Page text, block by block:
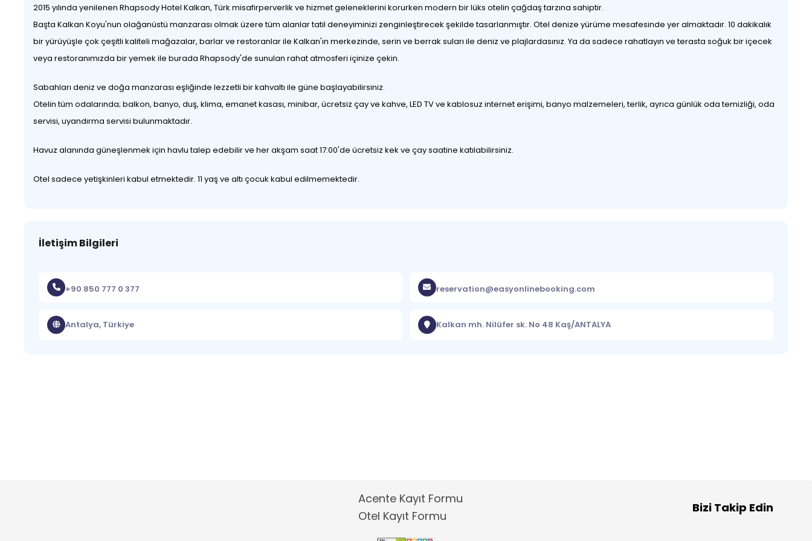
2015 yılında yenilenen Rhapsody Hotel Kalkan, Türk misafirperverlik ve hizmet geleneklerini korurken modern bir lüks otelin çağdaş tarzına sahiptir.
Başta Kalkan Koyu'nun olağanüstü manzarası olmak üzere tüm alanlar tatil deneyiminizi zenginleştirecek şekilde tasarlanmıştır. Otel denize yürüme mesafesinde yer almaktadır. 10 dakikalık
bir yürüyüşle çok çeşitli kaliteli mağazalar, barlar ve restoranlar ile Kalkan'ın merkezinde, serin ve berrak suları ile deniz ve plajlardasınız. Ya da sadece rahatlayın ve terasta soğuk bir içecek
veya restoranımızda bir yemek ile burada Rhapsody'de sunulan rahat atmosferi içinize çekin.
Sabahları deniz ve doğa manzarası eşliğinde lezzetli bir kahvaltı ile güne başlayabilirsiniz.
Otelin tüm odalarında; balkon, banyo, duş, klima, emanet kasası, minibar, ücretsiz çay ve kahve, LED TV ve kablosuz internet erişimi, banyo malzemeleri, terlik, ayrıca günlük oda temizliği, oda
servisi, uyandırma servisi bulunmaktadır.
Havuz alanında güneşlenmek için havlu talep edebilir ve her akşam saat 17:00'de ücretsiz kek ve çay saatine katılabilirsiniz.
Otel sadece yetişkinleri kabul etmektedir. 11 yaş ve altı çocuk kabul edilmemektedir.
İletişim Bilgileri
+90 850 777 0 377 reservation@easyonlinebooking.com
Antalya, Türkiye Kalkan mh. Nilüfer sk. No 48 Kaş/ANTALYA
Acente Kayıt Formu
Otel Kayıt Formu
Bizi Takip Edin